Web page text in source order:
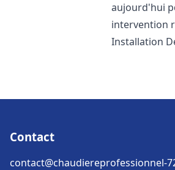
aujourd'hui
intervention
Installation
Contact
contact@chaudiereprofessionnel-